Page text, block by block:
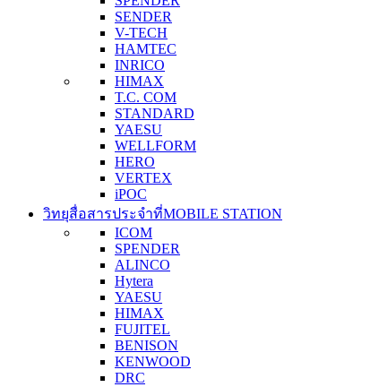
SENDER
V-TECH
HAMTEC
INRICO
HIMAX
T.C. COM
STANDARD
YAESU
WELLFORM
HERO
VERTEX
iPOC
วิทยุสื่อสารประจำที่MOBILE STATION
ICOM
SPENDER
ALINCO
Hytera
YAESU
HIMAX
FUJITEL
BENISON
KENWOOD
DRC